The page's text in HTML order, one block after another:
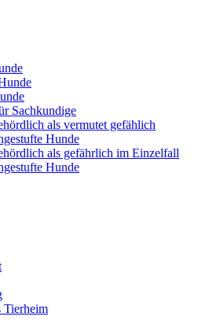
Sachkundige
als vermutet gefählich
Hunde
als gefährlich im Einzelfall
Hunde
Tierheim